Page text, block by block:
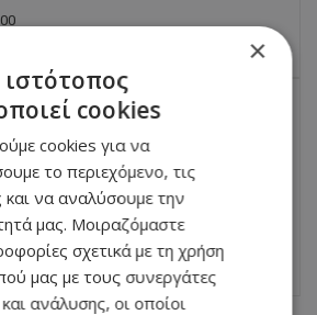
ισόβια από
μητέρες τουλάχιστον δύο
×
cookies
cookies για να
το περιεχόμενο, τις
και να αναλύσουμε την
μας. Μοιραζόμαστε
σχετικά με τη χρήση
μας με τους συνεργάτες
ανάλυσης, οι οποίοι